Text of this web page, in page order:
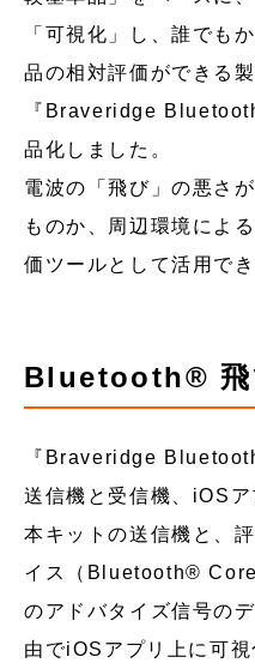
「可視化」し、誰でも
品の相対評価ができる
『Braveridge
品化しました。
電波の「飛び」の悪さ
ものか、周辺環境によ
価ツールとして活用でき
Bluetooth® 飛
『Braveridge
送信機と受信機、iOSア
本キットの送信機と、
イス（Bluetooth®
のアドバタイズ信号の
由でiOSアプリ上に可